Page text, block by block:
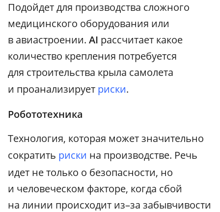
Подойдет для производства сложного
медицинского оборудования или
в авиастроении. AI рассчитает какое
количество крепления потребуется
для строительства крыла самолета
и проанализирует риски.
Робототехника
Технология, которая может значительно
сократить риски на производстве. Речь
идет не только о безопасности, но
и человеческом факторе, когда сбой
на линии происходит из–за забывчивости